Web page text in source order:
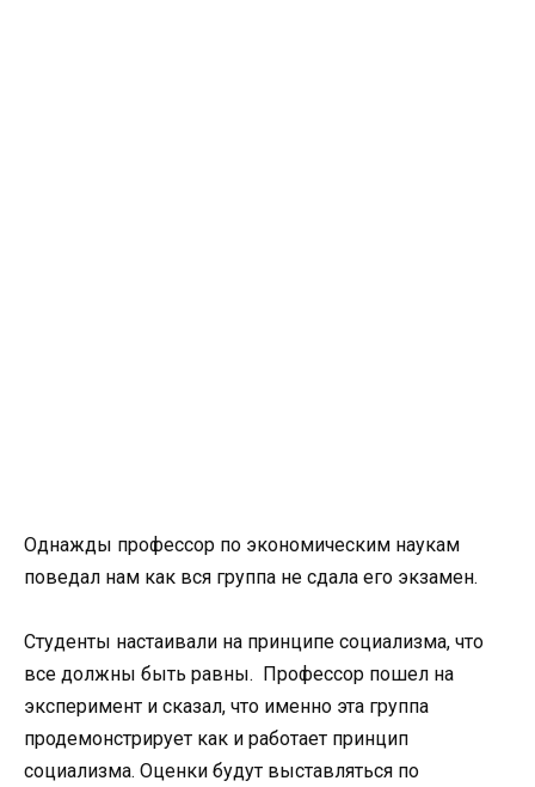
Однажды профессор по экономическим наукам
поведал нам как вся группа не сдала его экзамен.
Студенты настаивали на принципе социализма, что
все должны быть равны. Профессор пошел на
эксперимент и сказал, что именно эта группа
продемонстрирует как и работает принцип
социализма. Оценки будут выставляться по